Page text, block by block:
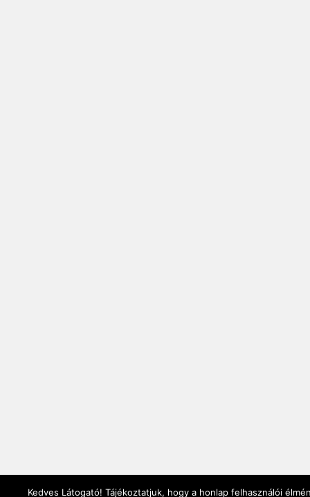
Kedves Látogató! Tájékoztatjuk, hogy a honlap felhasználói